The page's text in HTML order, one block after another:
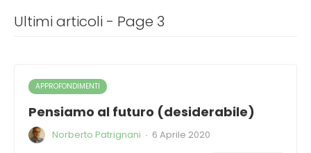
Ultimi articoli - Page 3
APPROFONDIMENTI
Pensiamo al futuro (desiderabile)
Norberto Patrignani · 6 Aprile 2020